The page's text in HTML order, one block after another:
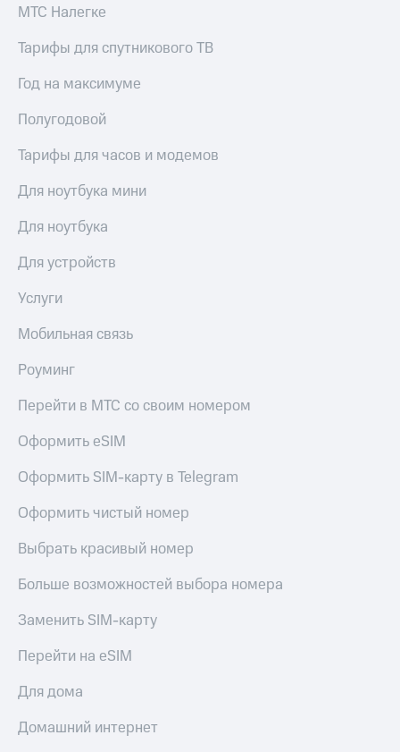
МТС Налегке
Тарифы для спутникового ТВ
Год на максимуме
Полугодовой
Тарифы для часов и модемов
Для ноутбука мини
Для ноутбука
Для устройств
Услуги
Мобильная связь
Роуминг
Перейти в МТС со своим номером
Оформить eSIM
Оформить SIM-карту в Telegram
Оформить чистый номер
Выбрать красивый номер
Больше возможностей выбора номера
Заменить SIM-карту
Перейти на eSIM
Для дома
Домашний интернет